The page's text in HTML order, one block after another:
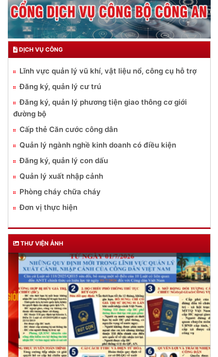
DỊCH VỤ CÔNG
Lĩnh vực quản lý vũ khí, vật liệu nổ, công cụ hỗ trợ
Đăng ký, quản lý cư trú
Đăng ký, quản lý phương tiện giao thông cơ giới
đường bộ
Cấp thẻ Căn cước công dân
Quản lý ngành nghề kinh doanh có điều kiện
Đăng ký, quản lý con dấu
Quản lý xuất nhập cảnh
Phòng cháy chữa cháy
Đơn vị thực hiện
THƯ VIỆN ẢNH